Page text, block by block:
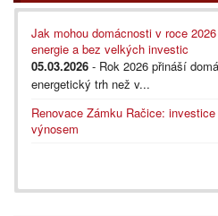
Jak mohou domácnosti v roce
energie a bez velkých investic
05.03.2026 - Rok 2026 přináší
energetický trh než v...
Renovace Zámku Račice:
výnosem